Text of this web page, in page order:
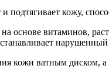
подтягивает кожу,
основе витаминов,
нарушенный
кожи ватным диском,